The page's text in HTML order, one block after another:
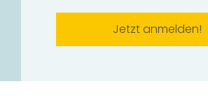
Jetzt anmelden!